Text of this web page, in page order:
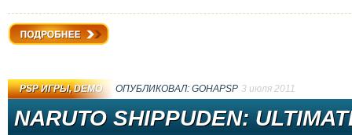
PSP ИГРЫ,DEMO ОПУБЛИКОВАЛ: GOHAPSP 3 июля 2011
NARUTO SHIPPUDEN: